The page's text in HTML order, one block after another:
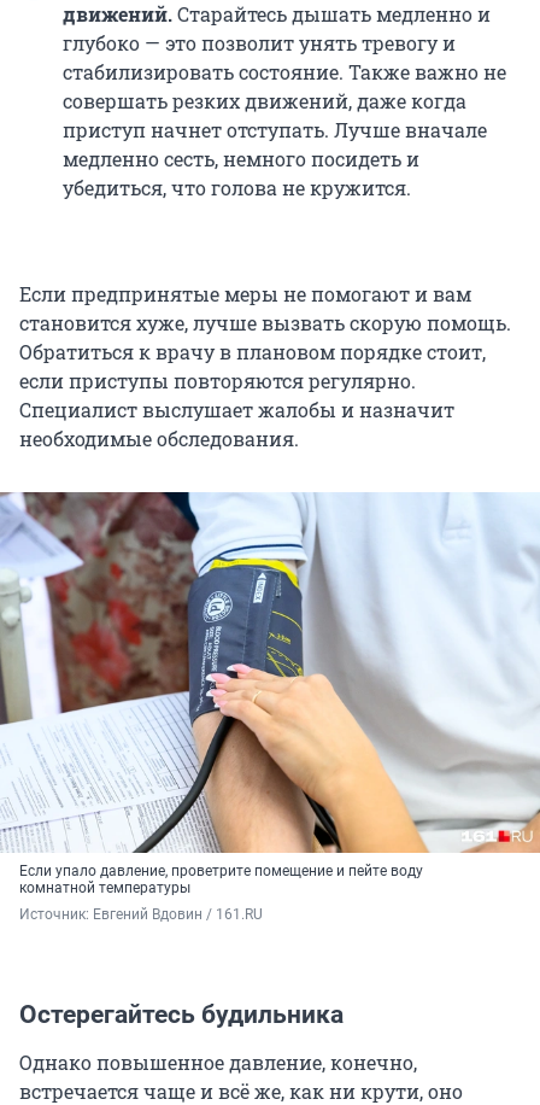
движений.Старайтесь дышать медленно и
глубоко — это позволит унять тревогу и
стабилизировать состояние. Также важно не
совершать резких движений, даже когда
приступ начнет отступать. Лучше вначале
медленно сесть, немного посидеть и
убедиться, что голова не кружится.
Если предпринятые меры не помогают и вам
становится хуже, лучше вызвать скорую помощь.
Обратиться к врачу в плановом порядке стоит,
если приступы повторяются регулярно.
Специалист выслушает жалобы и назначит
необходимые обследования.
Если упало давление, проветрите помещение и пейте воду
комнатной температуры
Источник: Евгений Вдовин / 161.RU
Остерегайтесь будильника
Однако повышенное давление, конечно,
встречается чаще и всё же, как ни крути, оно